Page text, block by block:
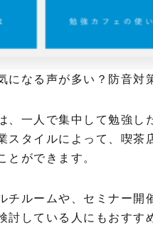
になる声が多い？防音
、一人で集中して勉強
スタイルによって、喫
とができます。
チルームや、セミナー
討している人にもおすす